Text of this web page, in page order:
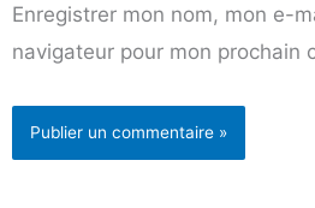
Enregistrer mon nom, mon e-
navigateur pour mon prochain